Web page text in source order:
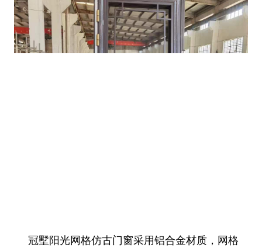
冠墅阳光网格仿古门窗采用铝合金材质，网格